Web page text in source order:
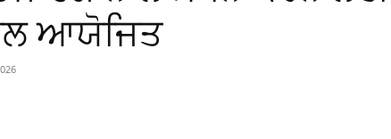
ਆਯੋਜਿਤ